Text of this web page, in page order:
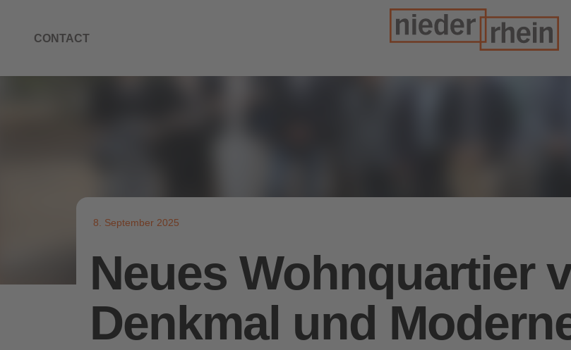
CONTACT
8. September 2025
Neues Wohnquartier
Denkmal und